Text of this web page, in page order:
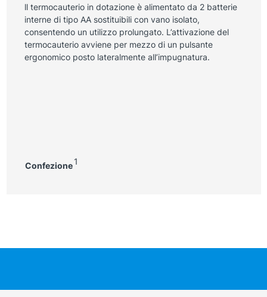
ll termocauterio in dotazione è alimentato da 2 batterie
interne di tipo AA sostituibili con vano isolato,
consentendo un utilizzo prolungato. L’attivazione del
termocauterio avviene per mezzo di un pulsante
ergonomico posto lateralmente all’impugnatura.
Confezione 1